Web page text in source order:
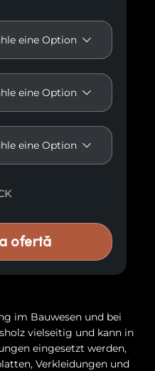
E43 Menge
ofertă
im Bauwesen und bei
vielseitig und kann in
eingesetzt werden,
Verkleidungen und